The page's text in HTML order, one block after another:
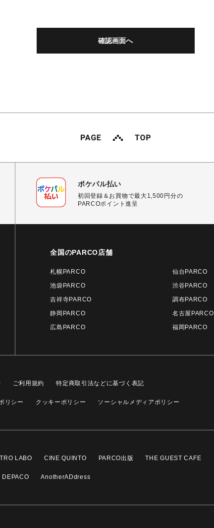
ポケパル払い
初回登録＆お買物で最大1,500円分の
PARCOポイント進呈
全国のPARCO店舗
札幌PARCO 仙台PARCO
池袋PARCO
渋谷PARCO
吉祥寺PARCO
調布PARCO
静岡PARCO
名古屋PARCO
広島PARCO
福岡PARCO
ご利用規約 特定商取引法などに基づく表記
リシー クッキーポリシー ソーシャルメディアポリシー
LABO CINE QUINTO PARCO出版 THE GUEST CAFE
DEPACO AnotherADdress